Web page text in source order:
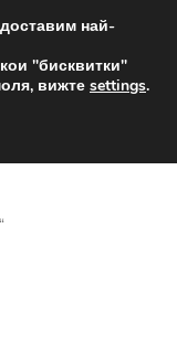
свят
най-
"бисквитки"
вижте settings.